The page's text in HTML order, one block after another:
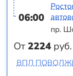
06:00
От2224 руб.
пр.
ВПЛ